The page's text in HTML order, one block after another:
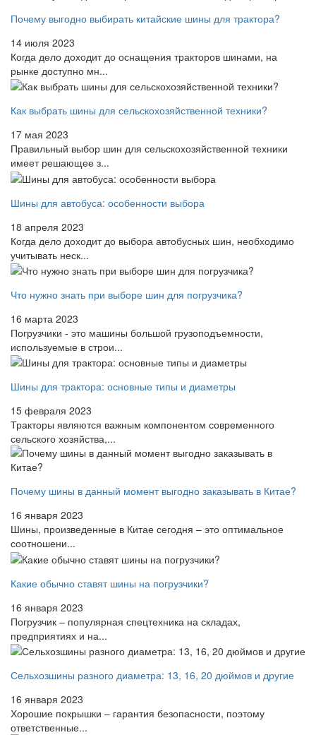
Почему выгодно выбирать китайские шины для трактора?
14 июля 2023
Когда дело доходит до оснащения тракторов шинами, на
рынке доступно мн...
Как выбрать шины для сельскохозяйственной техники?
17 мая 2023
Правильный выбор шин для сельскохозяйственной техники
имеет решающее з...
Шины для автобуса: особенности выбора
18 апреля 2023
Когда дело доходит до выбора автобусных шин, необходимо
учитывать неск...
Что нужно знать при выборе шин для погрузчика?
16 марта 2023
Погрузчики - это машины большой грузоподъемности,
используемые в строи...
Шины для трактора: основные типы и диаметры
15 февраля 2023
Тракторы являются важным компонентом современного
сельского хозяйства,...
Почему шины в данный момент выгодно заказывать в Китае?
16 января 2023
Шины, произведенные в Китае сегодня – это оптимальное
соотношени...
Какие обычно ставят шины на погрузчики?
16 января 2023
Погрузчик – популярная спецтехника на складах,
предприятиях и на...
Сельхозшины разного диаметра: 13, 16, 20 дюймов и другие
16 января 2023
Хорошие покрышки – гарантия безопасности, поэтому
ответственные...